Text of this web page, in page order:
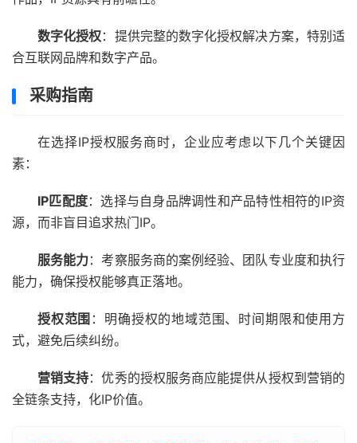
数字化授权：提供完整的数字化授权解决方案，特别适
合互联网品牌和数字产品。
采购指南
在选择IP授权服务商时，企业应考虑以下几个关键因
素：
IP匹配度：选择与自身品牌调性和产品特性相符的IP资
源，而非盲目追求热门IP。
服务能力：考察服务商的案例经验、团队专业度和执行
能力，确保授权能够真正落地。
授权范围 ：明确授权的地域范围、时间期限和使用方
式，避免后续纠纷。
营销支持：优秀的授权服务商应能提供从授权到营销的
全链条支持，化IP价值。